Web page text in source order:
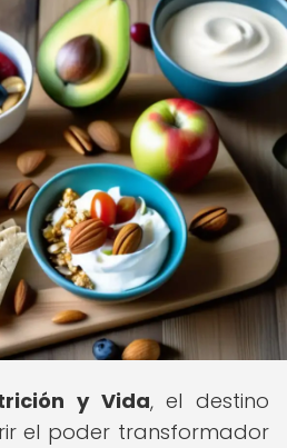
y Vida, el destino
el poder transformador